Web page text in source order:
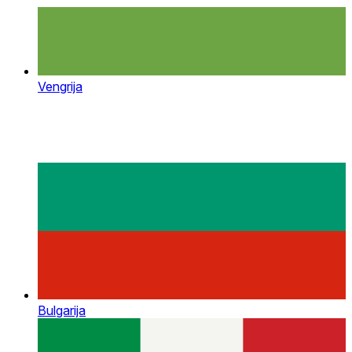
Vengrija
Bulgarija